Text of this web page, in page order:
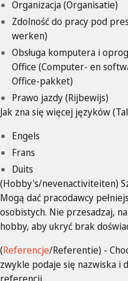
Organizacja (Organisatie)
Zdolność do pracy pod
werken)
Obsługa komputera i
Office (Computer- en
Office-pakket)
Prawo jazdy (Rijbewijs)
Jak zna się więcej języków
Engels
Frans
Duits
(Hobby's/nevenactiviteiten)
Mogą dać pracodawcy
osobistych. Nie przesadzaj,
hobby, aby ukryć brak
(Referencje/Referentie) -
zwykle podaje się nazwiska i